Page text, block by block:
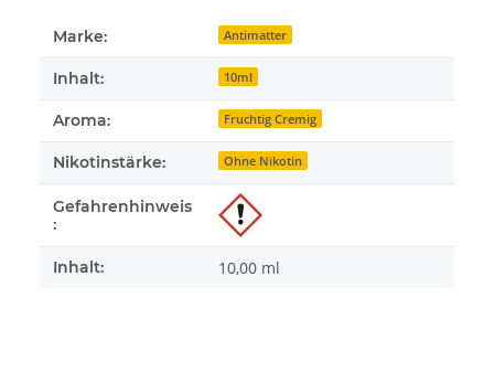
Marke: Antimatter
Inhalt: 10ml
Aroma: Fruchtig Cremig
Nikotinstärke: Ohne Nikotin
Gefahrenhinweis
:
Inhalt: 10,00 ml